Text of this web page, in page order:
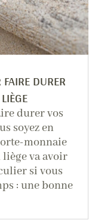
DURER
durer vos
soyez en
monnaie
va avoir
si vous
: une bonne